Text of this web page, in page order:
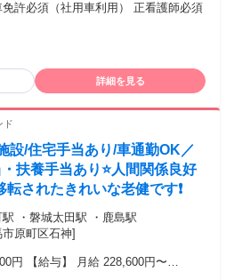
許必須（社用車利用） 正看護師必須
詳細を見る
ド
設/住宅手当あり/車通勤OK／
扶養手当あり⭐人間関係良好
されたきれいな老健です❗️
駅 ・磐城太田駅 ・鹿島駅
原町区石神]
円 【給与】 月給 228,600円〜